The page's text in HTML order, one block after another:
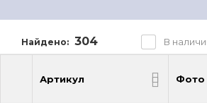
Найдено: 304 В
Артикул Фото
Артикул Фото